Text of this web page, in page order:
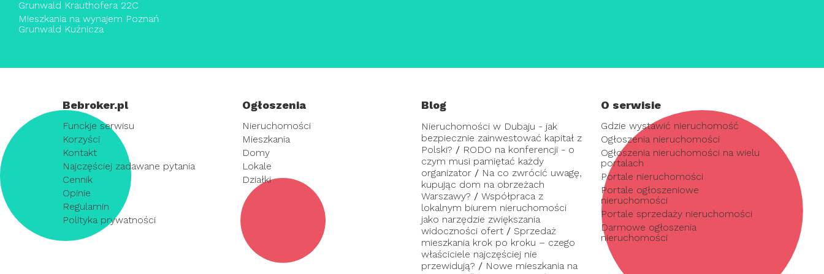
Grunwald Krauthofera 22C
Mieszkania na wynajem Poznań
Grunwald Kuźnicza
Bebroker.pl
Funckje serwisu
Korzyści
Kontakt
Najczęściej zadawane pytania
Cennik
Opinie
Regulamin
Polityka prywatności
Ogłoszenia
Nieruchomości
Mieszkania
Domy
Lokale
Działki
Blog
Nieruchomości w Dubaju - jak
bezpiecznie zainwestować kapitał z
Polski? / RODO na konferencji - o
czym musi pamiętać każdy
organizator / Na co zwrócić uwagę,
kupując dom na obrzeżach
Warszawy? / Współpraca z
lokalnym biurem nieruchomości
jako narzędzie zwiększania
widoczności ofert / Sprzedaż
mieszkania krok po kroku – czego
właściciele najczęściej nie
przewidują? / Nowe mieszkania na
O serwisie
Gdzie wystawić nieruchomość
Ogłoszenia nieruchomości
Ogłoszenia nieruchomości na wielu
portalach
Portale nieruchomości
Portale ogłoszeniowe
nieruchomości
Portale sprzedaży nieruchomości
Darmowe ogłoszenia
nieruchomości